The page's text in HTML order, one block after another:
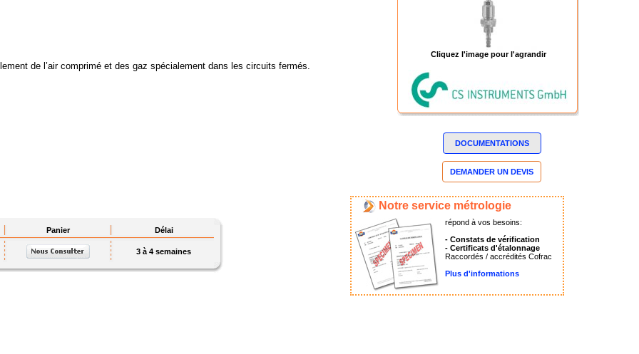
Cliquez l'image pour l'agrandir
DOCUMENTATIONS
DEMANDER UN DEVIS
de l’air comprimé et des gaz spécialement dans les circuits fermés.
Notre service métrologie
répond à vos besoins:
- Constats de vérification
- Certificats d'étalonnage
Raccordés / accrédités Cofrac
Plus d'informations
Panier Délai
3 à 4 semaines